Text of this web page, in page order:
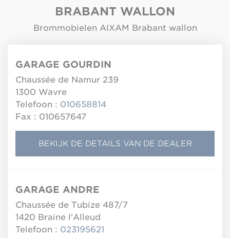
BRABANT WALLON
Brommobielen AIXAM Brabant wallon
GARAGE GOURDIN
Chaussée de Namur 239
1300 Wavre
Telefoon : 010658814
Fax : 010657647
BEKIJK DE DETAILS VAN DE DEALER
GARAGE ANDRE
Chaussée de Tubize 487/7
1420 Braine l'Alleud
Telefoon : 023195621